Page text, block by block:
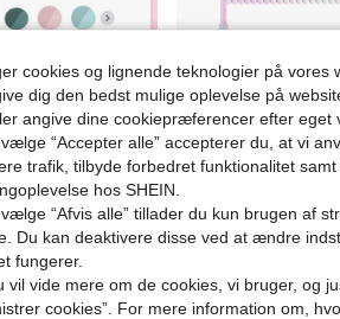
2 stk./sæt gennemsigtigt hårdt plastbeskyttelsescover til Air/Pro 13/14/15 tommer, kompatibelt med modellerne A2485 A2442 A1466 A1369 M2, stødabsorberende
tasker
NEW ATTACK SHARK C01 Ultra RGB snoet tastaturkabel, Pro specialtilpasset USB-C aviator-kabel til gaming-
14.08€
cookies og lignende teknologier på
dig den bedst mulige oplevelse på
angive dine cookiepræferencer efter eget
“Accepter alle” accepterer du, at vi
trafik, tilbyde forbedret funktionalitet
hos SHEIN.
“Afvis alle” tillader du kun brugen af
Du kan deaktivere disse ved at ændre
fungerer.
vil vide mere om de cookies, vi bruger, og
cookies”. For mere information om,